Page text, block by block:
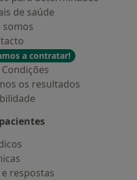
de saúde
somos
a contratar!
os resultados
respostas